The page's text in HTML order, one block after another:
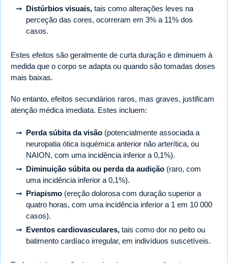
Distúrbios visuais, tais como alterações leves na
perceção das cores, ocorreram em 3% a 11% dos
casos.
Estes efeitos são geralmente de curta duração e diminuem à
medida que o corpo se adapta ou quando são tomadas doses
mais baixas.
No entanto, efeitos secundários raros, mas graves, justificam
atenção médica imediata. Estes incluem:
Perda súbita da visão (potencialmente associada a
neuropatia ótica isquémica anterior não arterítica, ou
NAION, com uma incidência inferior a 0,1%).
Diminuição súbita ou perda da audição (raro, com
uma incidência inferior a 0,1%).
Priapismo (ereção dolorosa com duração superior a
quatro horas, com uma incidência inferior a 1 em 10 000
casos).
Eventos cardiovasculares, tais como dor no peito ou
batimento cardíaco irregular, em indivíduos suscetíveis.